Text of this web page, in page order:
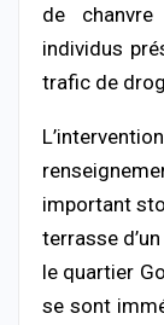
de
individus
trafic de
important
terrasse
le quartier
se sont